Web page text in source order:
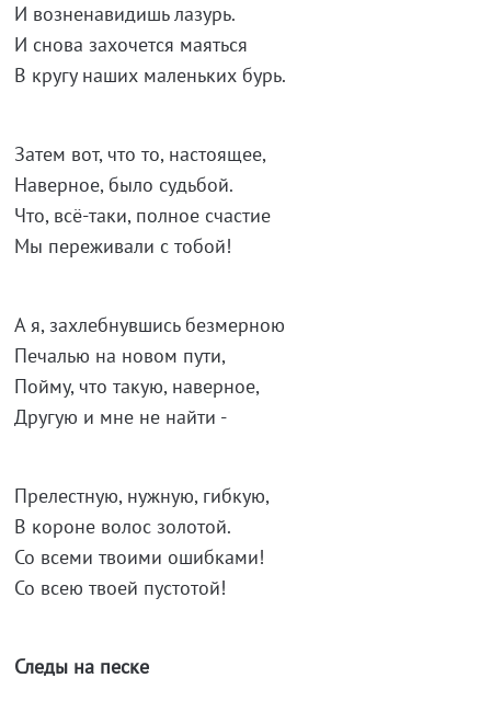
И возненавидишь лазурь.
И снова захочется маяться
В кругу наших маленьких бурь.
Затем вот, что то, настоящее,
Наверное, было судьбой.
Что, всё-таки, полное счастие
Мы переживали с тобой!
А я, захлебнувшись безмерною
Печалью на новом пути,
Пойму, что такую, наверное,
Другую и мне не найти -
Прелестную, нужную, гибкую,
В короне волос золотой.
Со всеми твоими ошибками!
Со всею твоей пустотой!
Следы на песке